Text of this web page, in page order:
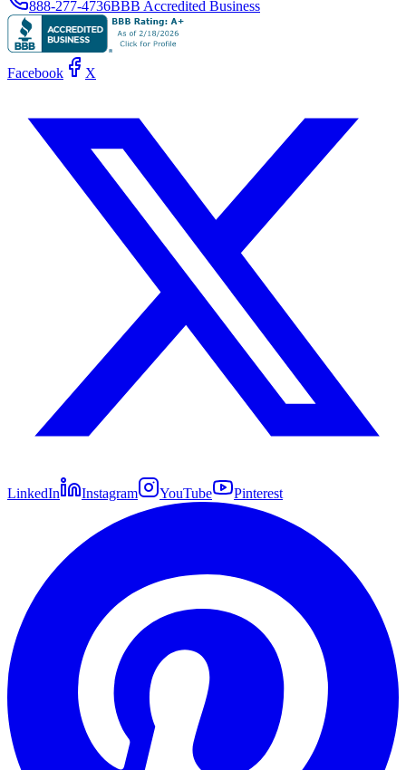
888-277-4736BBB Accredited Business
Facebook X
LinkedIn Instagram YouTube Pinterest